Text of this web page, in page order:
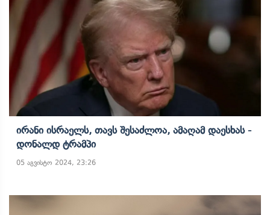
Ირანი Ისრაელს, Თავს Შესაძლოა, Ამაღამ Დაესხას -
Დონალდ Ტრამპი
05 აგვისტო 2024, 23:26